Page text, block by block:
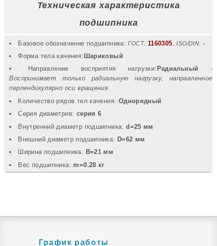
Техническая характеристика
подшипника
Базовое обозначение подшипника: ГОСТ: 1160305 ,ISO/DIN: -
Форма тела качения: Шариковый
Направление восприятия нагрузки: Радиальный
-
Воспринимает только радиальную нагрузку, направленное
перпендикулярно оси вращения
Количество рядов тел качения: Однорядный
Серия диаметрив: серия 6
Внутренний диаметр подшипника:d=25 мм
Внешний диаметр подшипника: D=62 мм
Ширина подшипника: B=21 мм
Вec подшипника: m=0.28 кг
График работы